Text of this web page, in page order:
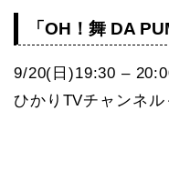
「OH！舞 DA
9/20(日)19:30 –
ひかりTVチャンネ